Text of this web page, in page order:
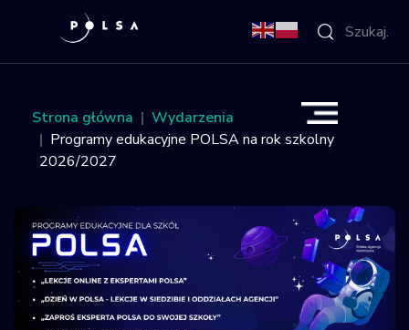
O Agencji
Aktywności
Misja IGNIS
NSIS
Sektor
Strona główna
Wydarzenia
Programy edukacyjne POLSA na rok szkolny
2026/2027